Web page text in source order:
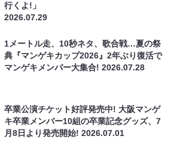
行くよ!」
2026.07.29
1メートル走、10秒ネタ、歌合戦…夏の祭
典『マンゲキカップ2026』2年ぶり復活で
マンゲキメンバー大集合!2026.07.28
卒業公演チケット好評発売中! 大阪マンゲ
キ卒業メンバー10組の卒業記念グッズ、7
月8日より発売開始!2026.07.01